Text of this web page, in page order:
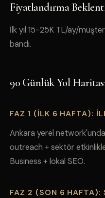
Fiyatlandırma
İlk yıl 15-25K TL/ay/
bandı.
90 Günlük Yol
FAZ 1 (İLK 6 HAFTA):
Ankara yerel
outreach + sektör
Business + lokal SEO.
FAZ 2 (SON 6 HAFTA):